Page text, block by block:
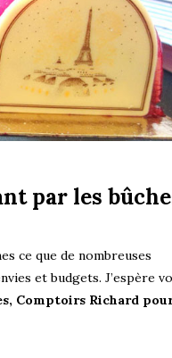
par les
ce que de nombreuses
et budgets. J’espère
Comptoirs Richard